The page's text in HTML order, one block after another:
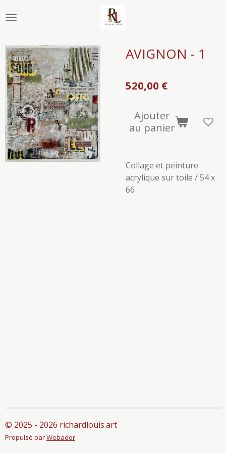
au
principal
AVIGNON - 1
520,00 €
Ajouter
au panier
Collage et peinture
acrylique sur toile / 54 x
66
© 2025 - 2026 richardlouis.art
Propulsé parWebador